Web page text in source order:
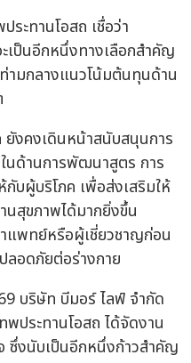
ระทานโอสถ เชื่อว่า
เป็นอีกหนึ่งทางเลือกสำคัญ
ามกลางแนวโน้มต้นทุนด้าน
งคงเดินหน้าสนับสนุนการ
นด้านการพัฒนาสูตร การ
บผู้บริโภค เพื่อส่งเสริมให้
นสุขภาพได้มากยิ่งขึ้น
แพทย์หรือผู้เชี่ยวชาญก่อน
ลอดภัยต่อร่างกาย
บริษัท บีมอร์ ไลฟ์ จำกัด
ประทานโอสถ ได้จัดงาน
ซึ่งนับเป็นอีกหนึ่งก้าวสำคัญ